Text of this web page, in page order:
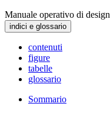
Manuale operativo di design
indici e glossario
contenuti
figure
tabelle
glossario
Sommario